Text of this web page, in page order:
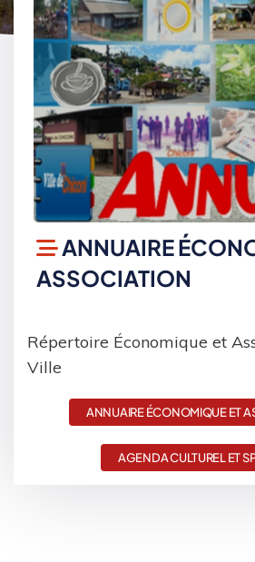
ANNUAIRE
ASSOCIATION
Répertoire Économique et
Ville
ANNUAIRE ÉCONOMIQUE ET
AGENDA CULTUREL ET